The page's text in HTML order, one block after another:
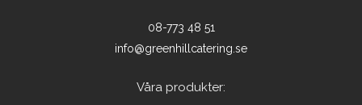
08-773 48 51
info@greenhillcatering.se
Våra produkter: